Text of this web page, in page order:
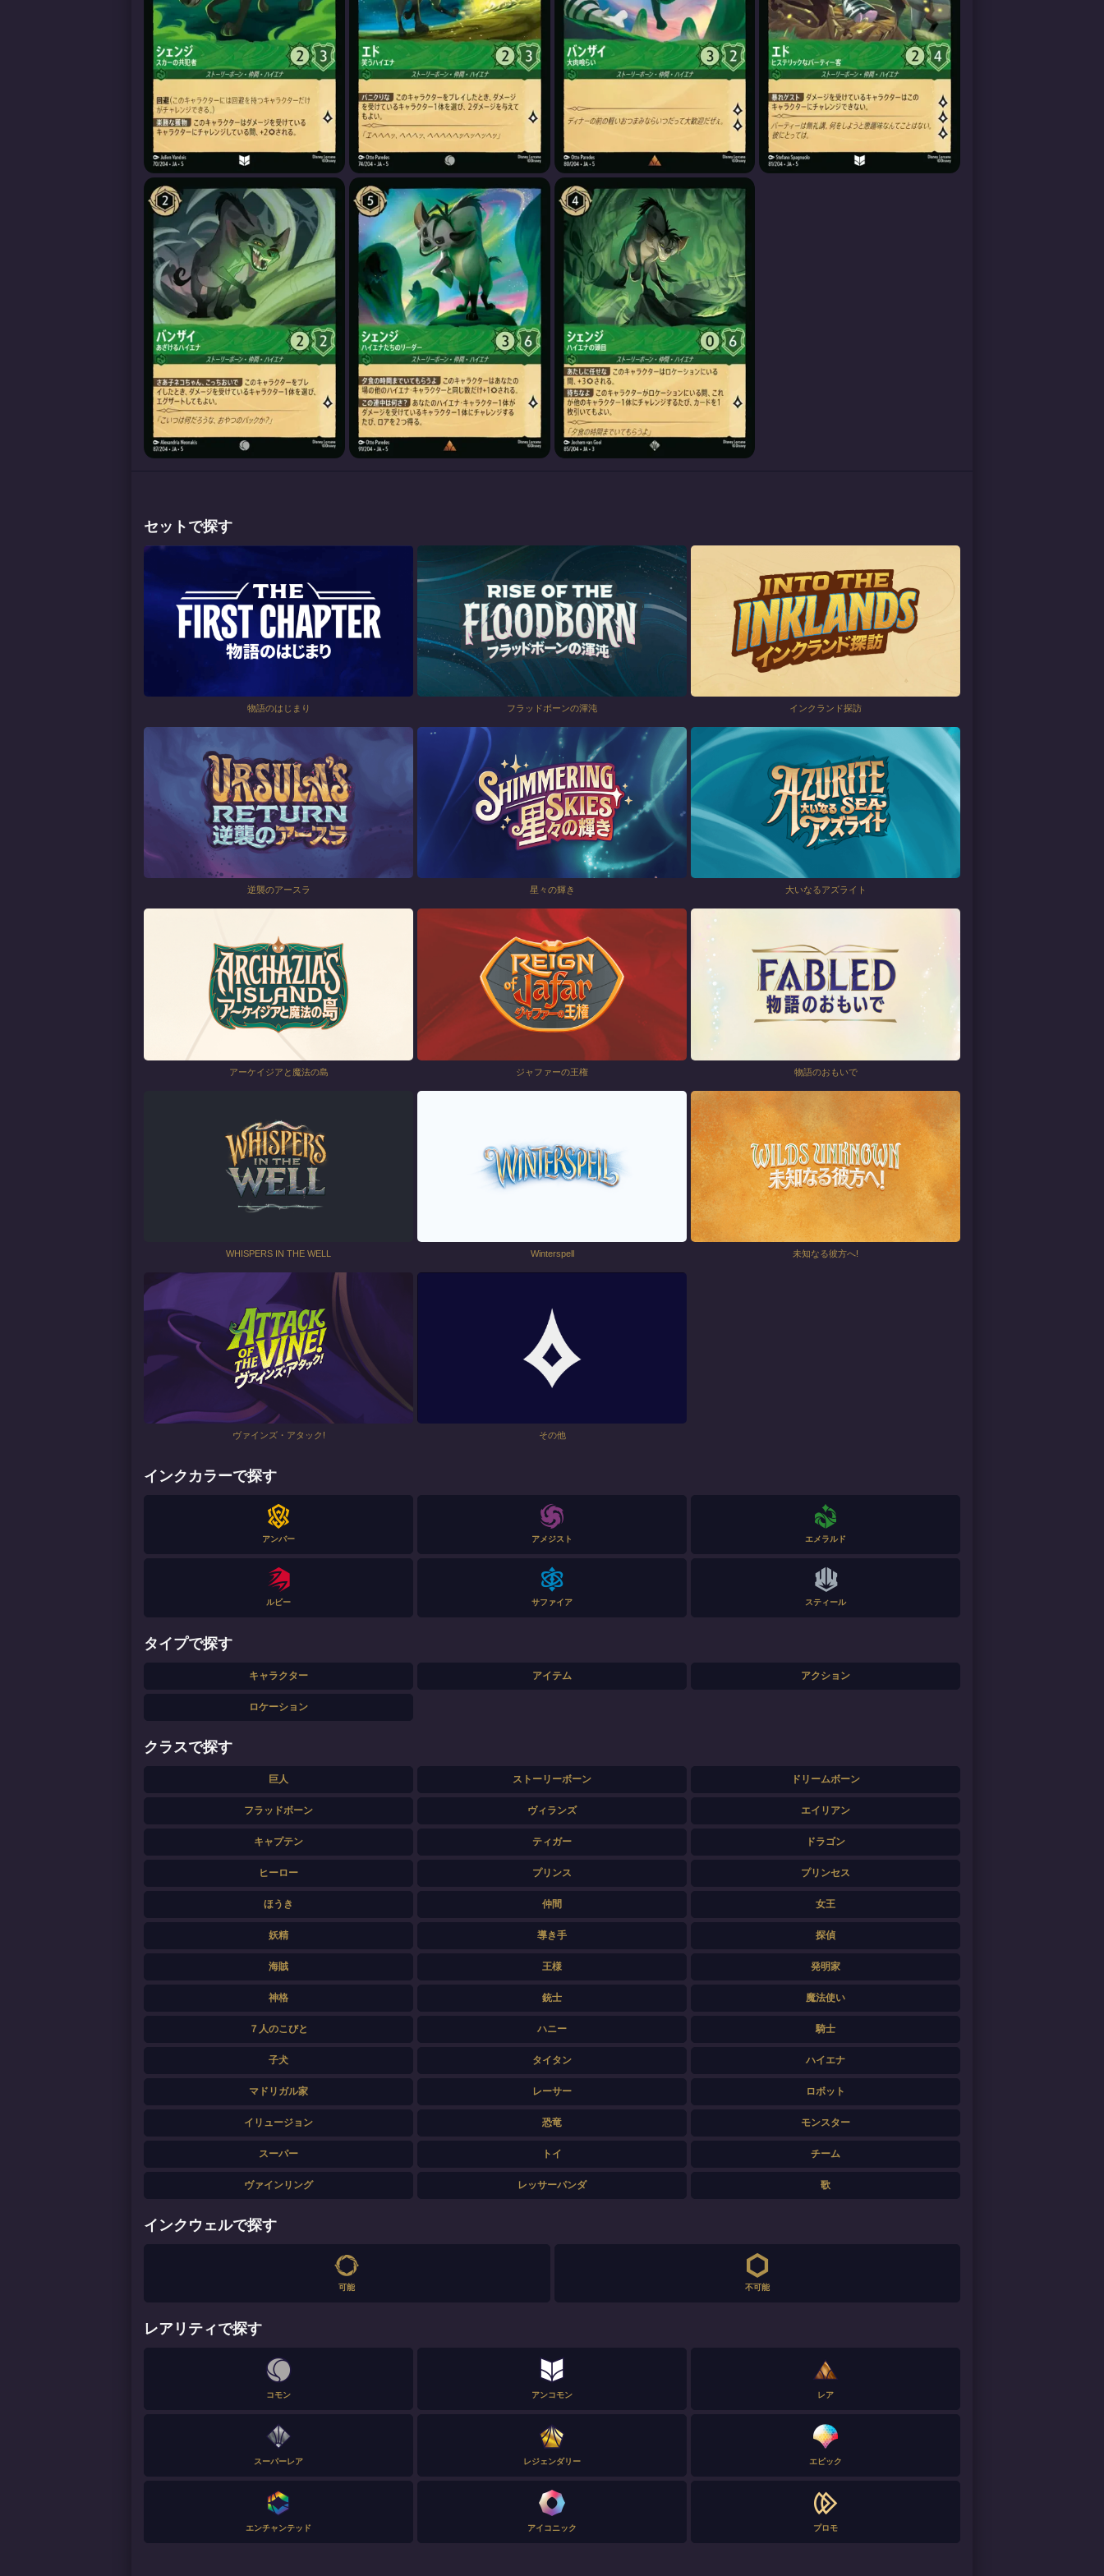
セットで探す
物語のはじまり フラッドボーンの渾沌 インクランド探訪
逆襲のアースラ 星々の輝き 大いなるアズライト
アーケイジアと魔法の島 ジャファーの王権 物語のおもいで
WHISPERS IN THE WELL Winterspell 未知なる彼方へ!
ヴァインズ・アタック! その他
インクカラーで探す
アンバー アメジスト エメラルド
ルビー サファイア スティール
タイプで探す
キャラクター アイテム アクション
ロケーション
クラスで探す
巨人 ストーリーボーン ドリームボーン
フラッドボーン ヴィランズ エイリアン
キャプテン ティガー ドラゴン
ヒーロー プリンス プリンセス
ほうき 仲間 女王
妖精 導き手 探偵
海賊 王様 発明家
神格 銃士 魔法使い
７人のこびと ハニー 騎士
子犬 タイタン ハイエナ
マドリガル家 レーサー ロボット
イリュージョン 恐竜 モンスター
スーパー トイ チーム
ヴァインリング レッサーパンダ 歌
インクウェルで探す
可能 不可能
レアリティで探す
コモン アンコモン レア
スーパーレア レジェンダリー エピック
エンチャンテッド アイコニック プロモ